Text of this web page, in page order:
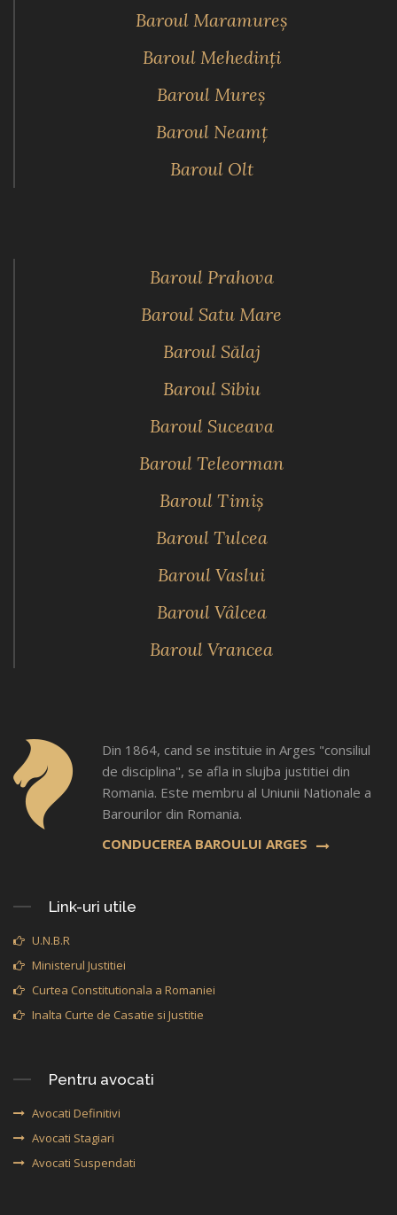
Baroul Maramureş
Baroul Mehedinţi
Baroul Mureş
Baroul Neamţ
Baroul Olt
Baroul Prahova
Baroul Satu Mare
Baroul Sălaj
Baroul Sibiu
Baroul Suceava
Baroul Teleorman
Baroul Timiş
Baroul Tulcea
Baroul Vaslui
Baroul Vâlcea
Baroul Vrancea
Din 1864, cand se instituie in Arges "consiliul
de disciplina", se afla in slujba justitiei din
Romania. Este membru al Uniunii Nationale a
Barourilor din Romania.
CONDUCEREA BAROULUI ARGES
Link-uri utile
U.N.B.R
Ministerul Justitiei
Curtea Constitutionala a Romaniei
Inalta Curte de Casatie si Justitie
Pentru avocati
Avocati Definitivi
Avocati Stagiari
Avocati Suspendati